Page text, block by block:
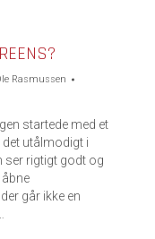
Rasmussen
startede med et
utålmodigt i
ser rigtigt godt og
åbne
går ikke en